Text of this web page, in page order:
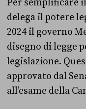
Per semplificare
delega il potere
2024 il governo
disegno di legge
legislazione.
approvato dal
all’esame della